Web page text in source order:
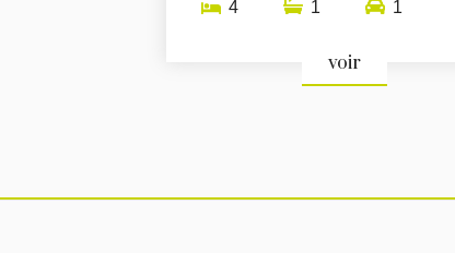
4 1 1
voir